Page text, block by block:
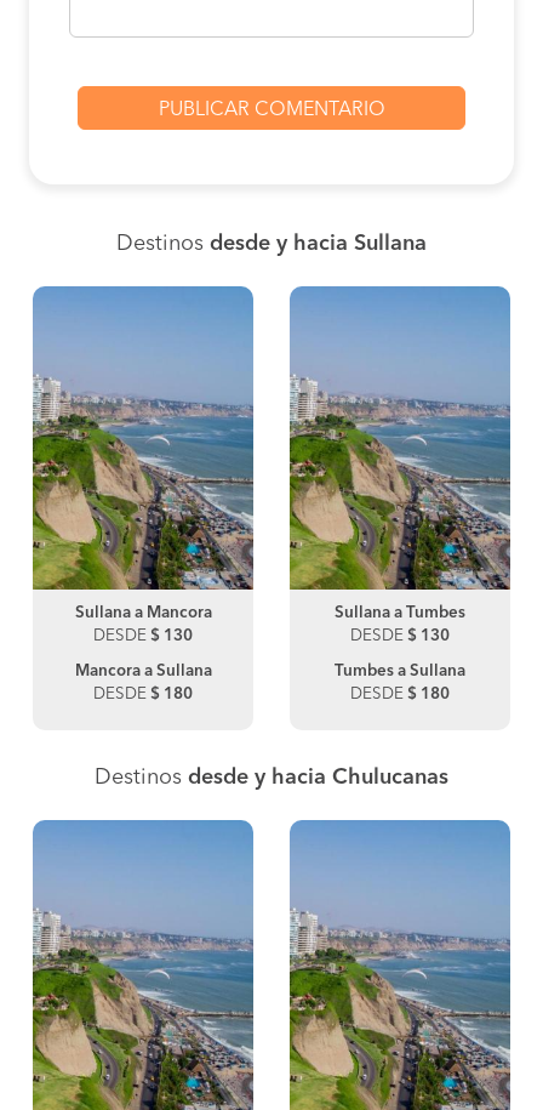
Destinos desde y hacia Sullana
Sullana a Mancora
DESDE $ 130
Mancora a Sullana
DESDE $ 180
Sullana a Tumbes
DESDE $ 130
Tumbes a Sullana
DESDE $ 180
Destinos desde y hacia Chulucanas